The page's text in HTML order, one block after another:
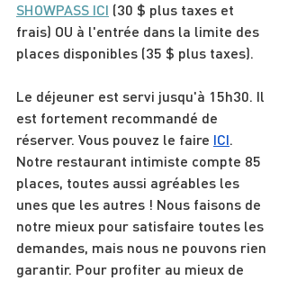
SHOWPASS ICI (30 $ plus taxes et
frais) OU à l'entrée dans la limite des
places disponibles (35 $ plus taxes).
Le déjeuner est servi jusqu'à 15h30. Il
est fortement recommandé de
réserver. Vous pouvez le faire ICI.
Notre restaurant intimiste compte 85
places, toutes aussi agréables les
unes que les autres ! Nous faisons de
notre mieux pour satisfaire toutes les
demandes, mais nous ne pouvons rien
garantir. Pour profiter au mieux de